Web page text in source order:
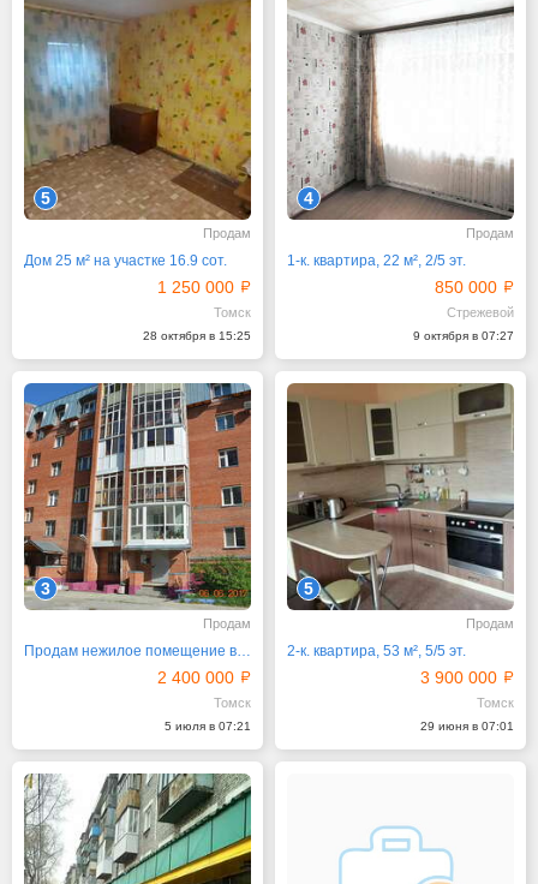
5
Продам
Дом 25 м² на участке 16.9 сот.
1 250 000
Томск
28 октября в 15:25
4
Продам
1-к. квартира, 22 м², 2/5 эт.
850 000
Стрежевой
9 октября в 07:27
3
Продам
Продам нежилое помещение в Октябрьском районе
2 400 000
Томск
5 июля в 07:21
5
Продам
2-к. квартира, 53 м², 5/5 эт.
3 900 000
Томск
29 июня в 07:01